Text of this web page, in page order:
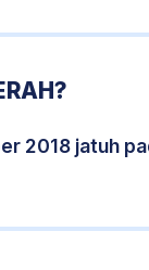
2018 jatuh